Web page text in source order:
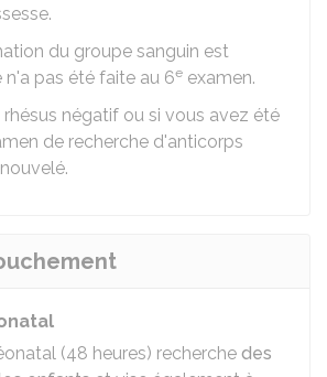
du groupe sanguin est
n'a pas été faite au 6e examen.
négatif ou si vous avez été
de recherche d'anticorps
(48 heures) recherche des